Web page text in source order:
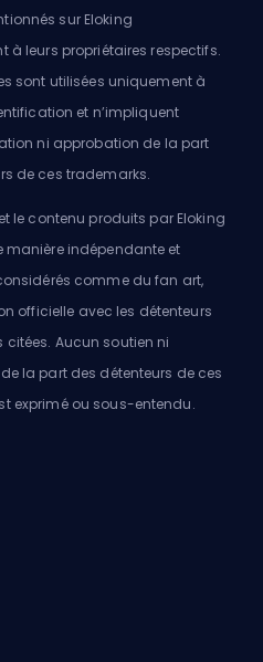
sur Eloking
à leurs propriétaires respectifs.
sont utilisées uniquement à
et n’impliquent
ni approbation de la part
de ces trademarks.
le contenu produits par Eloking
manière indépendante et
comme du fan art,
officielle avec les détenteurs
citées. Aucun soutien ni
la part des détenteurs de ces
exprimé ou sous-entendu.